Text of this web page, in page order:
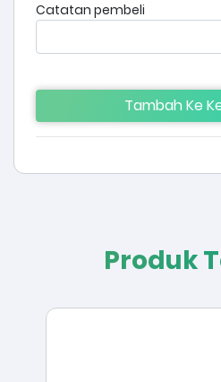
Catatan pembeli
Tambah Ke
Produk